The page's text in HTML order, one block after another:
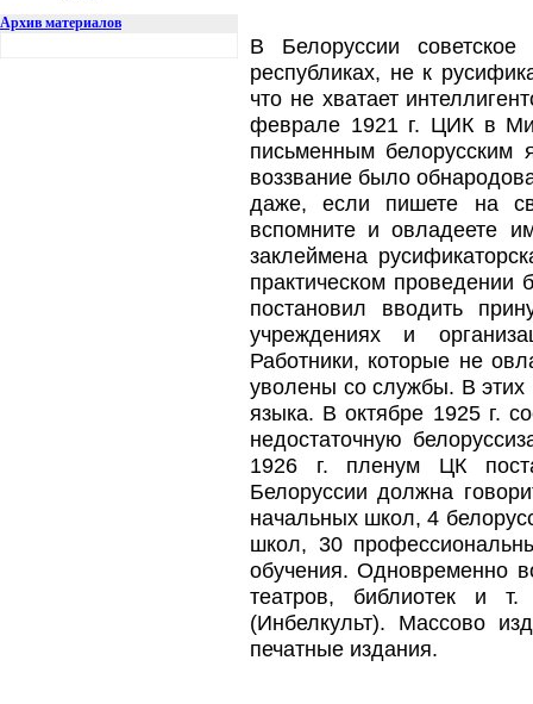
Архив материалов
В Белоруссии
республиках, не к
что не хватает
феврале 1921 г. ЦИК в
письменным белорусским
воззвание было
даже, если пишете на
вспомните и овладеете
заклеймена
практическом
постановил вводить
учреждениях и
Работники, которые не
уволены со службы. В этих
языка. В октябре 1925 г.
недостаточную
1926 г. пленум ЦК
Белоруссии должна
начальных школ, 4
школ, 30
обучения. Одновременно
театров, библиотек и
(Инбелкульт). Массово
печатные издания.